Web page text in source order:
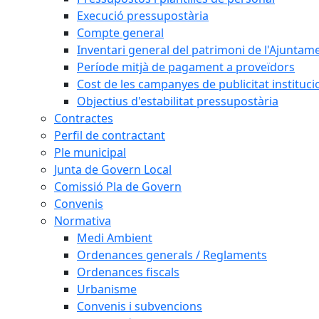
Execució pressupostària
Compte general
Inventari general del patrimoni de
Període mitjà de pagament a proveïdors
Cost de les campanyes de publicitat
Objectius d'estabilitat pressupostària
Contractes
Perfil de contractant
Ple municipal
Junta de Govern Local
Comissió Pla de Govern
Convenis
Normativa
Medi Ambient
Ordenances generals / Reglaments
Ordenances fiscals
Urbanisme
Convenis i subvencions